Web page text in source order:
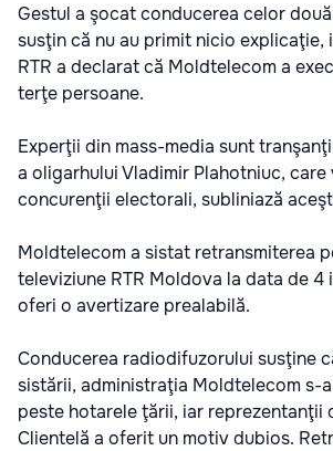
Gestul a şocat conducerea celor
susţin că nu au primit nicio explicaţie,
RTR a declarat că Moldtelecom a
terţe persoane.
Experţii din mass-media sunt
a oligarhului Vladimir Plahotniuc, care
concurenţii electorali, subliniază
Moldtelecom a sistat retransmiterea
televiziune RTR Moldova la data de 4
oferi o avertizare prealabilă.
Conducerea radiodifuzorului susţine
sistării, administraţia Moldtelecom s-
peste hotarele ţării, iar reprezentanţii
Clientelă a oferit un motiv dubios.